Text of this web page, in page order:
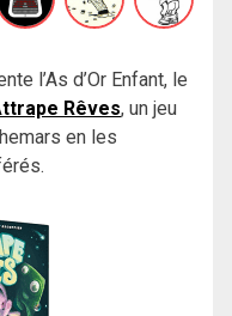
l’As d’Or Enfant, le
Rêves, un jeu
en les